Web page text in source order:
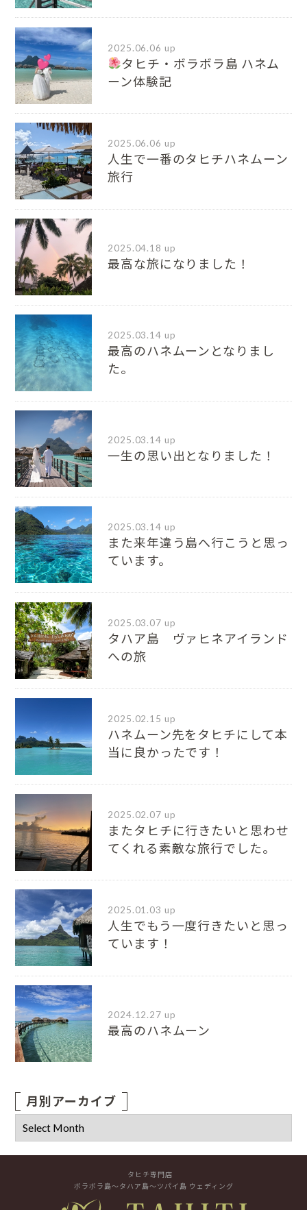
2025.06.06 up
タヒチ・ボラボラ島 ハネム
ーン体験記
2025.06.06 up
人生で一番のタヒチハネムーン
旅行
2025.04.18 up
最高な旅になりました！
2025.03.14 up
最高のハネムーンとなりまし
た。
2025.03.14 up
一生の思い出となりました！
2025.03.14 up
また来年違う島へ行こうと思っ
ています。
2025.03.07 up
タハア島 ヴァヒネアイランド
への旅
2025.02.15 up
ハネムーン先をタヒチにして本
当に良かったです！
2025.02.07 up
またタヒチに行きたいと思わせ
てくれる素敵な旅行でした。
2025.01.03 up
人生でもう一度行きたいと思っ
ています！
2024.12.27 up
最高のハネムーン
月別アーカイブ
タヒチ専門店
ボラボラ島～タハア島～ツパイ島 ウェディング